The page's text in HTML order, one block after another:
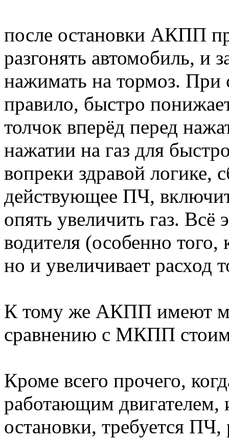
после остановки АКПП
разгонять автомобиль, и
нажимать на тормоз.
правило, быстро
толчок вперёд перед
нажатии на газ для
вопреки здравой логике,
действующее ПЧ,
опять увеличить газ. Всё
водителя (особенно
но и увеличивает расход
К тому же АКПП имеют
сравнению с МКПП
Кроме всего прочего,
работающим двигателем,
остановки, требуется